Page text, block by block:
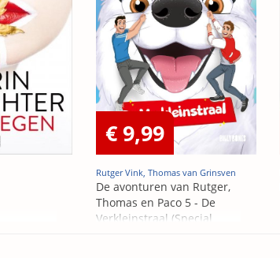
€ 9,99
Rutger Vink, Thomas van Grinsven
De avonturen van Rutger,
Thomas en Paco 5 - De
Verkleinstraal (Special